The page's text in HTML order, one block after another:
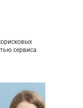
сервиса